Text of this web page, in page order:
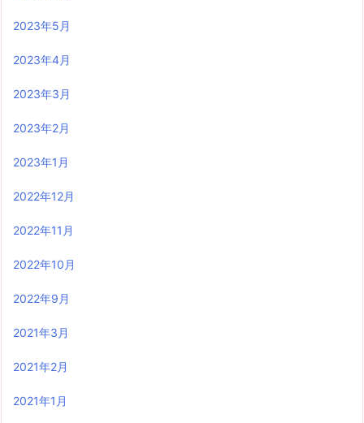
2023年5月
2023年4月
2023年3月
2023年2月
2023年1月
2022年12月
2022年11月
2022年10月
2022年9月
2021年3月
2021年2月
2021年1月